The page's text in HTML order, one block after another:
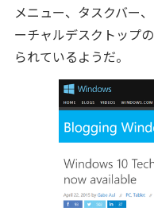
メニュー、タスクバー
ーチャルデスクトップ
られているようだ。